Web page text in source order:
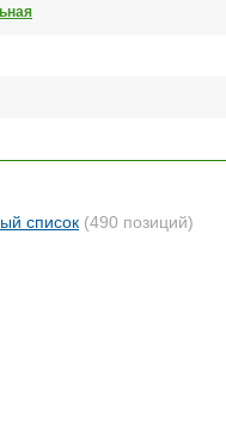
список (490 позиций)